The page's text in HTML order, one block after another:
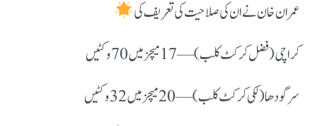
عمران خان نے ان کی صلاحیت کی تعریف کی
کراچی (فضل کرکٹ کلب) — 17 میچز میں 70 وکٹیں
سرگودھا (لکی کرکٹ کلب) — 20 میچز میں 32 وکٹیں